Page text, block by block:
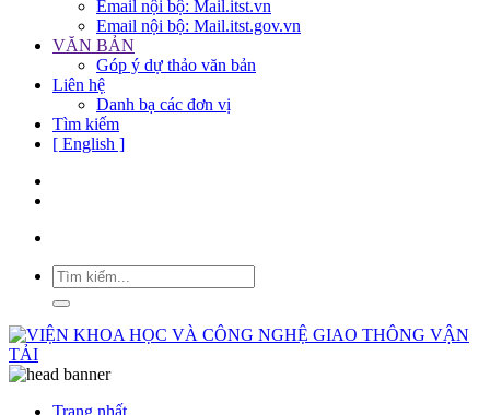
Email nội bộ: Mail.itst.vn
Email nội bộ: Mail.itst.gov.vn
VĂN BẢN
Góp ý dự thảo văn bản
Liên hệ
Danh bạ các đơn vị
Tìm kiếm
[ English ]
Trang nhất